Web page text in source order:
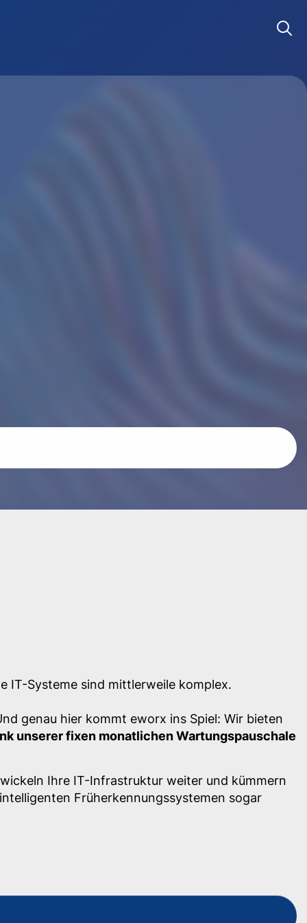
IT-Systeme sind mittlerweile komplex.
genau hier kommt eworx ins Spiel: Wir bieten
unserer fixen monatlichen Wartungspauschale
Ihre IT-Infrastruktur weiter und kümmern
Früherkennungssystemen sogar